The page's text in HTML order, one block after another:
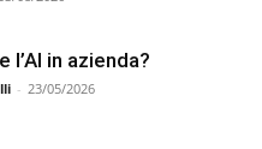
l’AI in azienda?
- 23/05/2026